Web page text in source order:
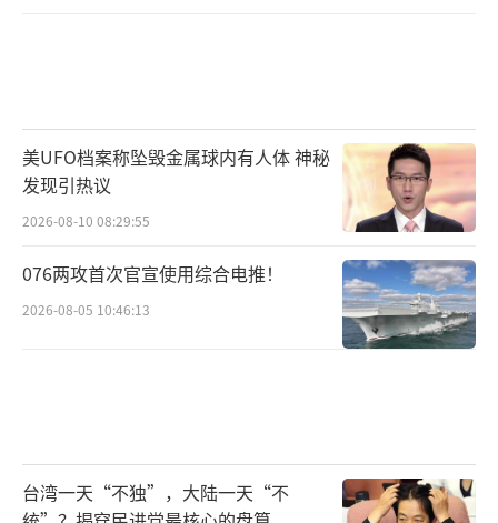
美UFO档案称坠毁金属球内有人体 神秘
发现引热议
2026-08-10 08:29:55
076两攻首次官宣使用综合电推！
2026-08-05 10:46:13
台湾一天“不独”，大陆一天“不